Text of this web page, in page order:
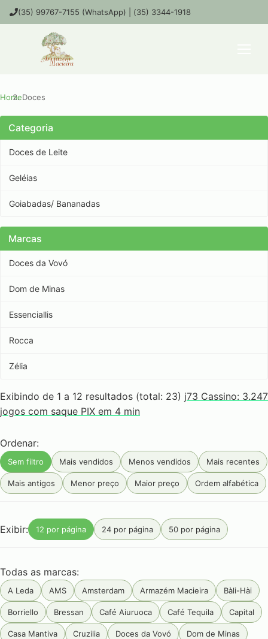
(35) 99767-7155 (WhatsApp) | (35) 3344-1918
HomeDoces
Categoria
Doces de Leite
Geléias
Goiabadas/ Bananadas
Marcas
Doces da Vovó
Dom de Minas
Essenciallis
Rocca
Zélia
Exibindo de 1 a 12 resultados (total: 23) j73 Cassino: 3.247
jogos com saque PIX em 4 min
Ordenar:
Sem filtro Mais vendidos Menos vendidos Mais recentes
Mais antigos Menor preço Maior preço Ordem alfabética
Exibir: 12 por página 24 por página 50 por página
Todas as marcas:
A Leda AMS Amsterdam Armazém Macieira Bàli-Hài
Borriello Bressan Café Aiuruoca Café Tequila Capital
Casa Mantiva Cruzilia Doces da Vovó Dom de Minas